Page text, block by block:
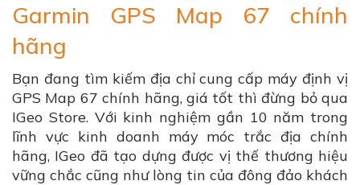
Garmin GPS Map 67 chính
hãng
Bạn đang tìm kiếm địa chỉ cung cấp máy định vị
GPS Map 67 chính hãng, giá tốt thì đừng bỏ qua
IGeo Store. Với kinh nghiệm gần 10 năm trong
lĩnh vực kinh doanh máy móc trắc địa chính
hãng, IGeo đã tạo dựng được vị thế thương hiệu
vững chắc cũng như lòng tin của đông đảo khách